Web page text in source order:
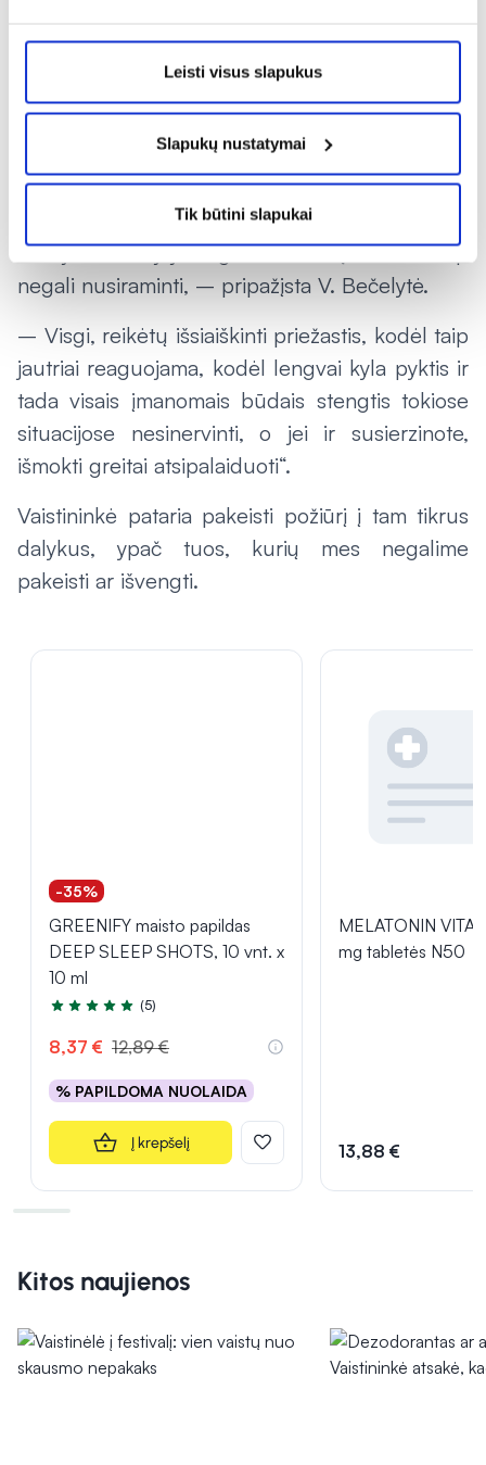
Leisti visus slapukus
Slapukų nustatymai
Tik būtini slapukai
smarkiai suerzina paprasti, kasdieniai dalykai,
kurių kartais sunku išvengti ir jie atsitinka
netikėtai. „Pavyzdžiu, parduotuvėje sunervino
pirkėjas, kuris netyčia pastūmė. Tikrai turime
tokių pacientų, kurie prisipažįsta, kad net ir
tokioje situacijoje išgeria tabletę, nes kitaip
negali nusiraminti, – pripažįsta V. Bečelytė.
– Visgi, reikėtų išsiaiškinti priežastis, kodėl taip
jautriai reaguojama, kodėl lengvai kyla pyktis ir
tada visais įmanomais būdais stengtis tokiose
situacijose nesinervinti, o jei ir susierzinote,
išmokti greitai atsipalaiduoti“.
Vaistininkė pataria pakeisti požiūrį į tam tikrus
dalykus, ypač tuos, kurių mes negalime
pakeisti ar išvengti.
-35%
GREENIFY maisto papildas
DEEP SLEEP SHOTS, 10 vnt. x
10 ml
Įvertinimas 5.0 iš 5
(5)
8,37 € 12,89 €
% PAPILDOMA NUOLAIDA
Į krepšelį
MELATONIN
mg tabletės N50
13,88 €
Kitos naujienos